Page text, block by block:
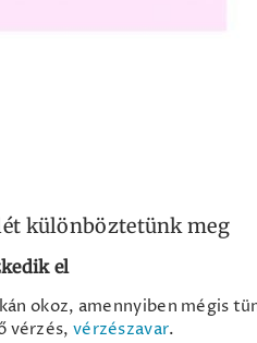
különböztetünk meg
el
okoz, amennyiben mégis
vérzés, vérzészavar.